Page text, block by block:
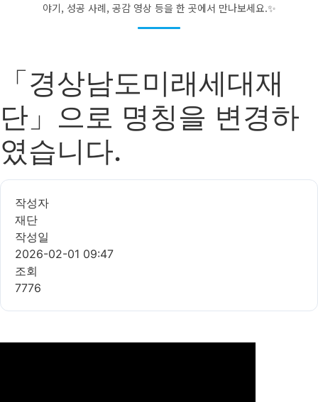
야기, 성공 사례, 공감 영상 등을 한 곳에서 만나보세요.✨
「경상남도미래세대재
단」으로 명칭을 변경하
였습니다.
작성자
재단
작성일
2026-02-01 09:47
조회
7776